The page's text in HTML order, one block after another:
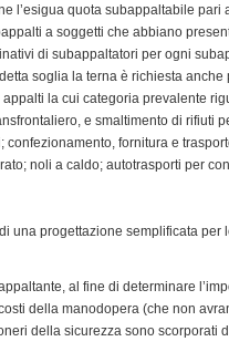
l’esigua quota subappaltabile pari
a soggetti che abbiano
di subappaltatori per ogni
soglia la terna è richiesta
la cui categoria prevalente
e smaltimento di rifiuti
confezionamento, fornitura e
noli a caldo; autotrasporti per
una progettazione semplificata
al fine di determinare
della manodopera (che non
della sicurezza sono scorporati